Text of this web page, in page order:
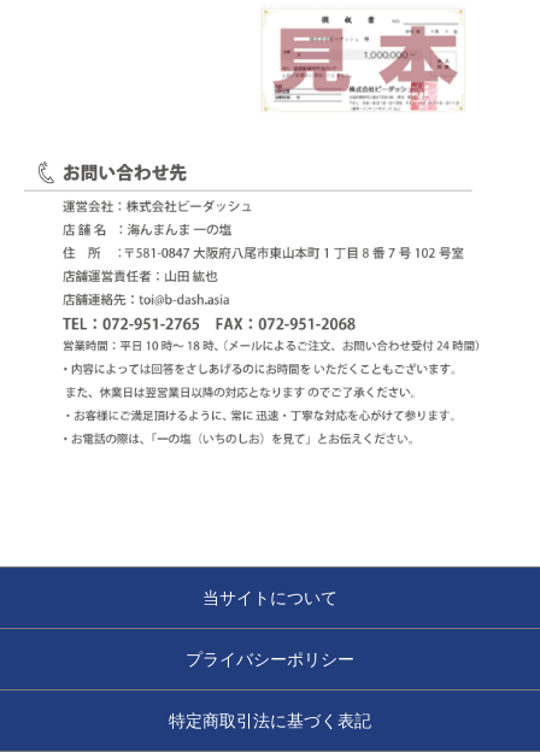
当サイトについて
プライバシーポリシー
特定商取引法に基づく表記